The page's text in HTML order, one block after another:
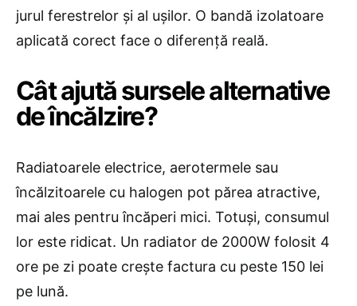
jurul ferestrelor și al ușilor. O bandă izolatoare
aplicată corect face o diferență reală.
​Cât ajută sursele alternative
de încălzire?
Radiatoarele electrice, aerotermele sau
încălzitoarele cu halogen pot părea atractive,
mai ales pentru încăperi mici. Totuși, consumul
lor este ridicat. Un radiator de 2000W folosit 4
ore pe zi poate crește factura cu peste 150 lei
pe lună.